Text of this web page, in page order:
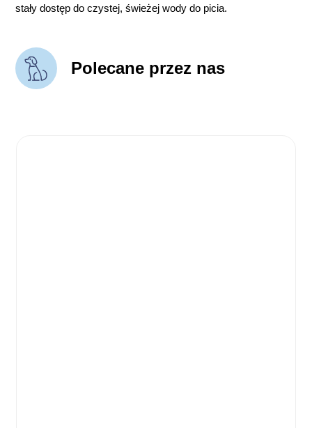
stały dostęp do czystej, świeżej wody do picia.
Polecane przez nas